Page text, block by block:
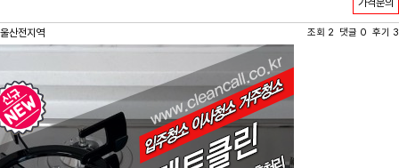
가격문의
울산전지역 조회 2 댓글 0 후기 3